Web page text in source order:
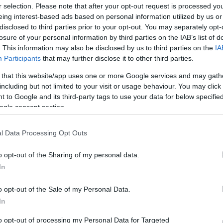
selection. Please note that after your opt-out request is processed
interest-based ads based on personal information utilized by us
to third parties prior to your opt-out. You may separately
of your personal information by third parties on the IAB’s list of
This information may also be disclosed by us to third parties on the
Participants that may further disclose it to other third parties.
that this website/app uses one or more Google services and may
but not limited to your visit or usage behaviour. You may
to Google and its third-party tags to use your data for below
consent section.
Data Processing Opt Outs
opt-out of the Sharing of my personal data.
opt-out of the Sale of my Personal Data.
opt-out of processing my Personal Data for Targeted
Απόσυρση και του
και του υπουργού
πρύτανης του ΕΚΠΑ σημείωσε ότι η αναβάθμιση
της τριτοβάθμιας Τεχνολογικής
θα μπορούσε να ήταν ουσιαστική και όχι ονομαστική
1
στην εκδήλωση του
αλλά και πανεπιστημιακών έδωσαν το παρών
2